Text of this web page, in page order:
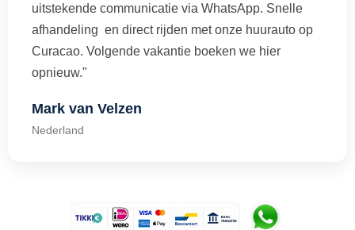
uitstekende communicatie via WhatsApp. Snelle
afhandeling en direct rijden met onze huurauto op
Curacao. Volgende vakantie boeken we hier
opnieuw."
Mark van Velzen
Nederland